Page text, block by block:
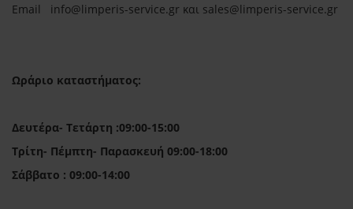
Email info@limperis-service.gr και sales@limperis-service.gr
Ωράριο καταστήματος:
Δευτέρα- Τετάρτη :09:00-15:00
Τρίτη- Πέμπτη- Παρασκευή 09:00-18:00
Σάββατο : 09:00-14:00